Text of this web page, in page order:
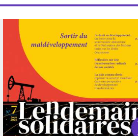
Revue de presse